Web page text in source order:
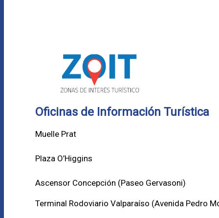
Oficinas de Información Turística
Muelle Prat
Plaza O’Higgins
Ascensor Concepción (Paseo Gervasoni)
Terminal Rodoviario Valparaíso (Avenida Pedro